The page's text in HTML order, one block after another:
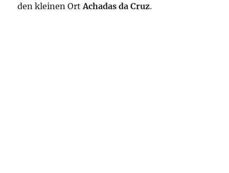
den kleinen OrtAchadas da Cruz.